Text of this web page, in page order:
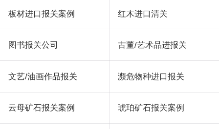
板材进口报关案例 红木进口清关
图书报关公司 古董/艺术品进报关
文艺/油画作品报关 濒危物种进口报关
云母矿石报关案例 琥珀矿石报关案例